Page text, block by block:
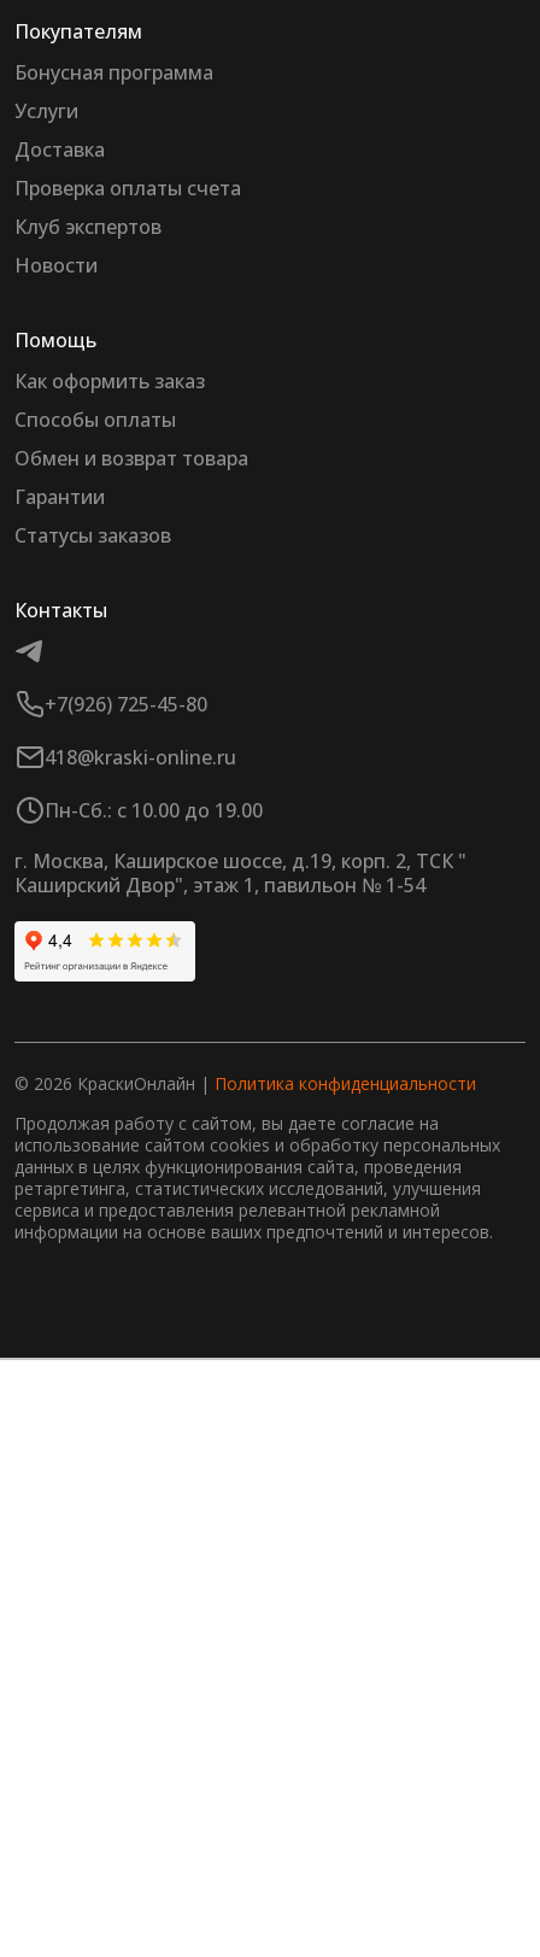
Покупателям
Бонусная программа
Услуги
Доставка
Проверка оплаты счета
Клуб экспертов
Новости
Помощь
Как оформить заказ
Способы оплаты
Обмен и возврат товара
Гарантии
Статусы заказов
Контакты
+7(926) 725-45-80
418@kraski-online.ru
Пн-Сб.: с 10.00 до 19.00
г. Москва, Каширское шоссе, д.19, корп. 2, ТСК "
Каширский Двор", этаж 1, павильон № 1-54
© 2026 КраскиОнлайн | Политика конфиденциальности
Продолжая работу с сайтом, вы даете согласие на
использование сайтом cookies и обработку персональных
данных в целях функционирования сайта, проведения
ретаргетинга, статистических исследований, улучшения
сервиса и предоставления релевантной рекламной
информации на основе ваших предпочтений и интересов.